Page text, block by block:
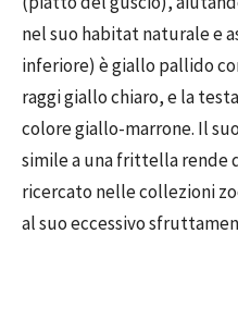
nel suo habitat naturale e
inferiore) è giallo pallido
raggi giallo chiaro, e la
colore giallo-marrone. Il
simile a una frittella rende
ricercato nelle collezioni
al suo eccessivo